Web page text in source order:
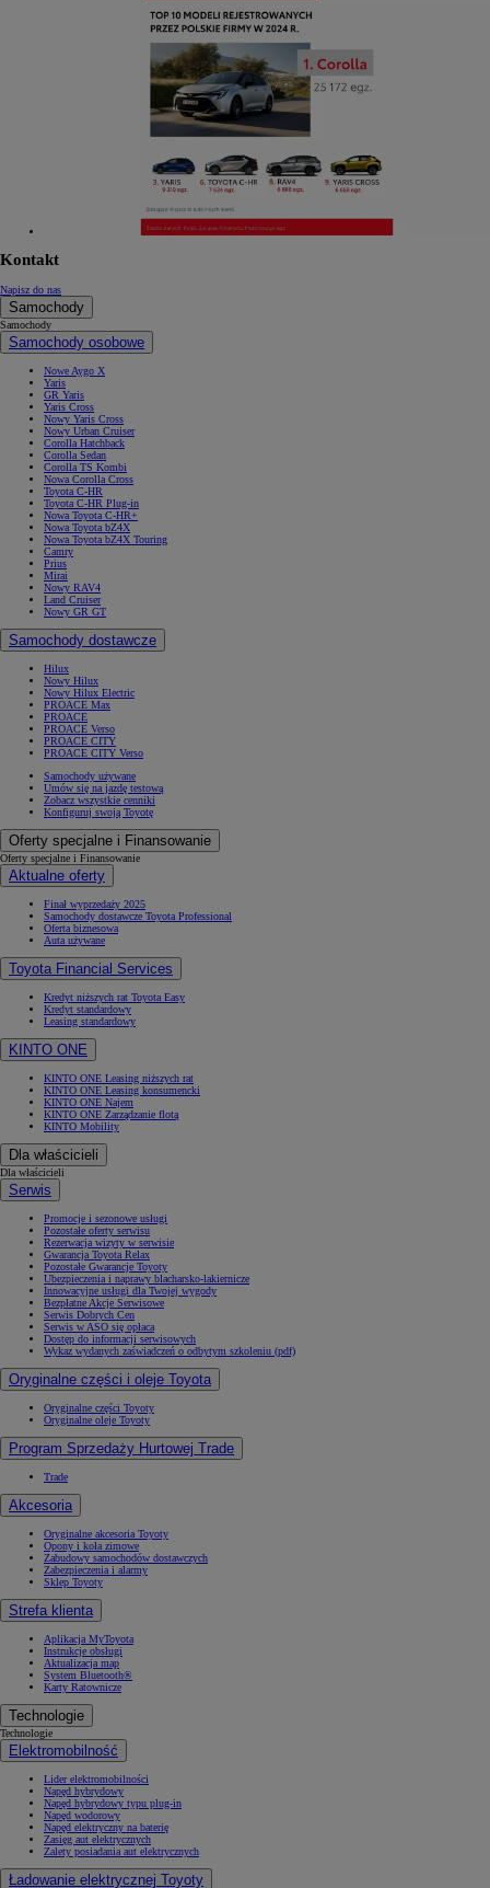
Kontakt
Napisz do nas
Samochody
Samochody
Samochody osobowe
Nowe Aygo X
Yaris
GR Yaris
Yaris Cross
Nowy Yaris Cross
Nowy Urban Cruiser
Corolla Hatchback
Corolla Sedan
Corolla TS Kombi
Nowa Corolla Cross
Toyota C-HR
Toyota C-HR Plug-in
Nowa Toyota C-HR+
Nowa Toyota bZ4X
Nowa Toyota bZ4X Touring
Camry
Prius
Mirai
Nowy RAV4
Land Cruiser
Nowy GR GT
Samochody dostawcze
Hilux
Nowy Hilux
Nowy Hilux Electric
PROACE Max
PROACE
PROACE Verso
PROACE CITY
PROACE CITY Verso
Samochody używane
Umów się na jazdę testową
Zobacz wszystkie cenniki
Konfiguruj swoją Toyotę
Oferty specjalne i Finansowanie
Oferty specjalne i Finansowanie
Aktualne oferty
Finał wyprzedaży 2025
Samochody dostawcze Toyota Professional
Oferta biznesowa
Auta używane
Toyota Financial Services
Kredyt niższych rat Toyota Easy
Kredyt standardowy
Leasing standardowy
KINTO ONE
KINTO ONE Leasing niższych rat
KINTO ONE Leasing konsumencki
KINTO ONE Najem
KINTO ONE Zarządzanie flotą
KINTO Mobility
Dla właścicieli
Dla właścicieli
Serwis
Promocje i sezonowe usługi
Pozostałe oferty serwisu
Rezerwacja wizyty w serwisie
Gwarancja Toyota Relax
Pozostałe Gwarancje Toyoty
Ubezpieczenia i naprawy blacharsko-lakiernicze
Innowacyjne usługi dla Twojej wygody
Bezpłatne Akcje Serwisowe
Serwis Dobrych Cen
Serwis w ASO się opłaca
Dostęp do informacji serwisowych
Wykaz wydanych zaświadczeń o odbytym szkoleniu (pdf)
Oryginalne części i oleje Toyota
Oryginalne części Toyoty
Oryginalne oleje Toyoty
Program Sprzedaży Hurtowej Trade
Trade
Akcesoria
Oryginalne akcesoria Toyoty
Opony i koła zimowe
Zabudowy samochodów dostawczych
Zabezpieczenia i alarmy
Sklep Toyoty
Strefa klienta
Aplikacja MyToyota
Instrukcje obsługi
Aktualizacja map
System Bluetooth®
Karty Ratownicze
Technologie
Technologie
Elektromobilność
Lider elektromobilności
Napęd hybrydowy
Napęd hybrydowy typu plug-in
Napęd wodorowy
Napęd elektryczny na baterię
Zasięg aut elektrycznych
Zalety posiadania aut elektrycznych
Ładowanie elektrycznej Toyoty